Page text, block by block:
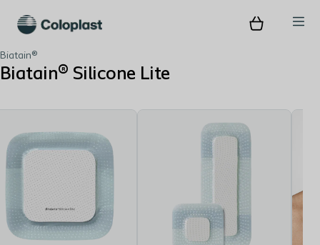
Biatain®
Biatain® Silicone Lite